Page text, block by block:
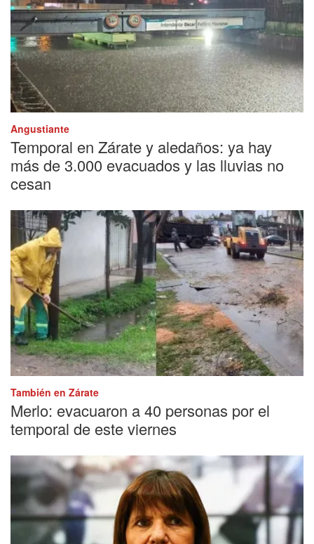
Angustiante
Temporal en Zárate y aledaños: ya hay
más de 3.000 evacuados y las lluvias no
cesan
También en Zárate
Merlo: evacuaron a 40 personas por el
temporal de este viernes